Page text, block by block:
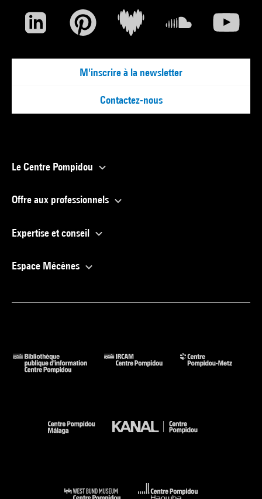
M'inscrire à la newsletter
Contactez-nous
Le Centre Pompidou
Offre aux professionnels
Expertise et conseil
Espace Mécènes